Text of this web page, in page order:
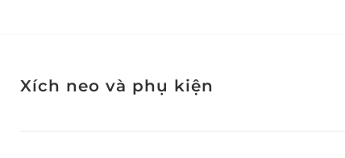
Xích neo và phụ kiện